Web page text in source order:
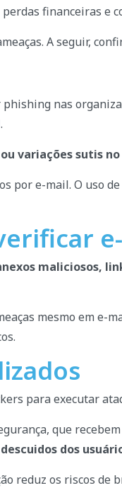
financeiras e
A seguir,
nas
variações sutis
e-mail. O uso
maliciosos,
mesmo em
para executar
que
dos
reduz os riscos de